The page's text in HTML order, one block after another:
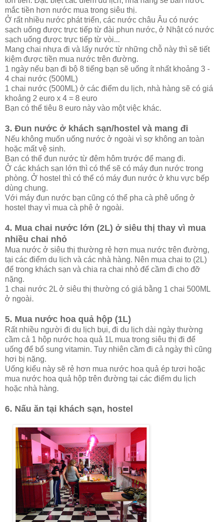
mắc tiền hơn nước mua trong siêu thị.
Ở rất nhiều nước phát triển, các nước châu Âu có nước
sạch uống được trực tiếp từ đài phun nước, ở Nhật có nước
sạch uống được trực tiếp từ vòi...
Mang chai nhựa đi và lấy nước từ những chỗ này thì sẽ tiết
kiệm được tiền mua nước trên đường.
1 ngày nếu bạn đi bộ 8 tiếng bạn sẽ uống ít nhất khoảng 3 -
4 chai nước (500ML)
1 chai nước (500ML) ở các điểm du lịch, nhà hàng sẽ có giá
khoảng 2 euro x 4 = 8 euro
Bạn có thể tiêu 8 euro này vào một việc khác.
3. Đun nước ở khách sạn/hostel và mang đi
Nếu không muốn uống nước ở ngoài vì sợ không an toàn
hoặc mất vệ sinh.
Bạn có thể đun nước từ đêm hôm trước để mang đi.
Ở các khách sạn lớn thì có thể sẽ có máy đun nước trong
phòng. Ở hostel thì có thể có máy đun nước ở khu vực bếp
dùng chung.
Với máy đun nước bạn cũng có thể pha cà phê uống ở
hostel thay vì mua cà phê ở ngoài.
4. Mua chai nước lớn (2L) ở siêu thị thay vì mua
nhiều chai nhỏ
Mua nước ở siêu thị thường rẻ hơn mua nước trên đường,
tại các điểm du lịch và các nhà hàng. Nên mua chai to (2L)
để trong khách sạn và chia ra chai nhỏ để cầm đi cho đỡ
nặng.
1 chai nước 2L ở siêu thị thường có giá bằng 1 chai 500ML
ở ngoài.
5. Mua nước hoa quả hộp (1L)
Rất nhiều người đi du lịch bụi, đi du lịch dài ngày thường
cầm cả 1 hộp nước hoa quả 1L mua trong siêu thị đi để
uống để bổ sung vitamin. Tuy nhiên cầm đi cả ngày thì cũng
hơi bị nặng.
Uống kiểu này sẽ rẻ hơn mua nước hoa quả ép tươi hoặc
mua nước hoa quả hộp trên đường tại các điểm du lịch
hoặc nhà hàng.
6. Nấu ăn tại khách sạn, hostel